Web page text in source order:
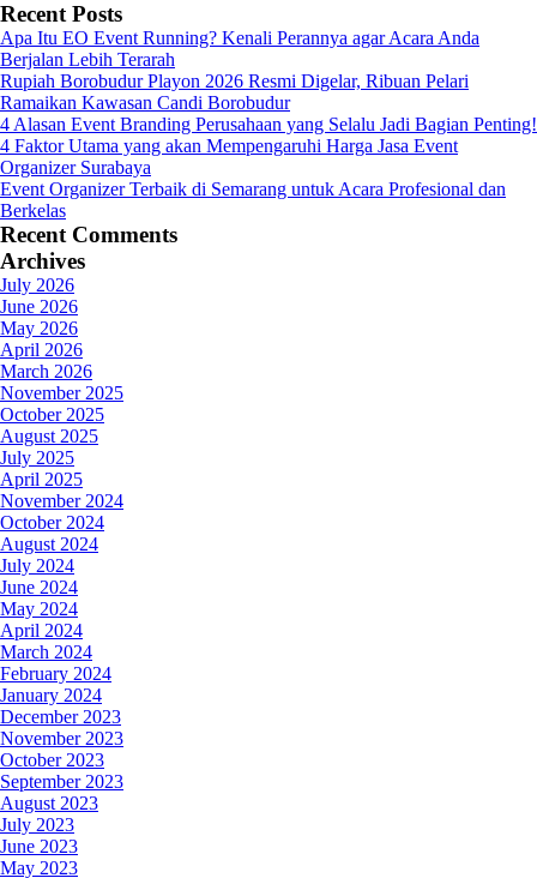
Recent Posts
Apa Itu EO Event Running? Kenali Perannya agar Acara Anda
Berjalan Lebih Terarah
Rupiah Borobudur Playon 2026 Resmi Digelar, Ribuan Pelari
Ramaikan Kawasan Candi Borobudur
4 Alasan Event Branding Perusahaan yang Selalu Jadi Bagian Penting!
4 Faktor Utama yang akan Mempengaruhi Harga Jasa Event
Organizer Surabaya
Event Organizer Terbaik di Semarang untuk Acara Profesional dan
Berkelas
Recent Comments
Archives
July 2026
June 2026
May 2026
April 2026
March 2026
November 2025
October 2025
August 2025
July 2025
April 2025
November 2024
October 2024
August 2024
July 2024
June 2024
May 2024
April 2024
March 2024
February 2024
January 2024
December 2023
November 2023
October 2023
September 2023
August 2023
July 2023
June 2023
May 2023